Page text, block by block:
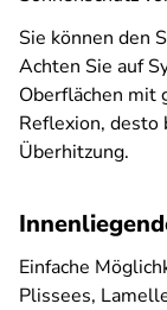
Sie können den
Achten Sie auf
Oberflächen mit
Reflexion, desto
Überhitzung.
Einfache
Plissees,